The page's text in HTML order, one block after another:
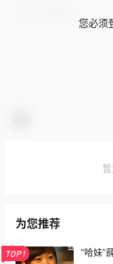
您必须
为您推荐
TOP1 “哈妹”